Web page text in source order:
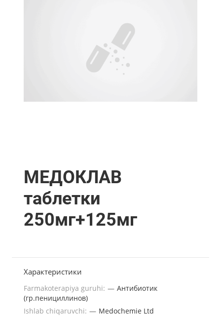
МЕДОКЛАВ
таблетки
250мг+125мг
Характеристики
Farmakoterapiya guruhi: — Антибиотик
(гр.пенициллинов)
Ishlab chiqaruvchi: — Medochemie Ltd